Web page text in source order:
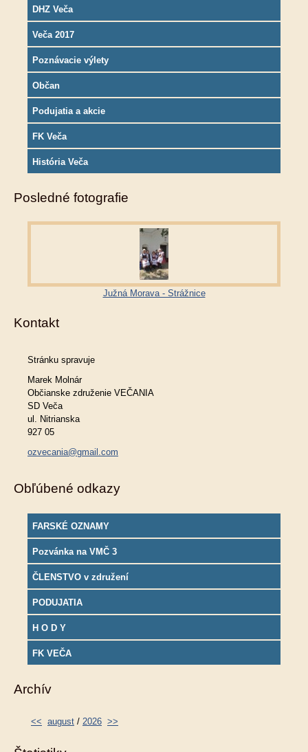
DHZ Veča
Veča 2017
Poznávacie výlety
Občan
Podujatia a akcie
FK Veča
História Veča
Posledné fotografie
Južná Morava - Strážnice
Kontakt
Stránku spravuje
Marek Molnár
Občianske združenie VEČANIA
SD Veča
ul. Nitrianska
927 05
ozvecania@gmail.com
Obľúbené odkazy
FARSKÉ OZNAMY
Pozvánka na VMČ 3
ČLENSTVO v združení
PODUJATIA
H O D Y
FK VEČA
Archív
<< august / 2026 >>